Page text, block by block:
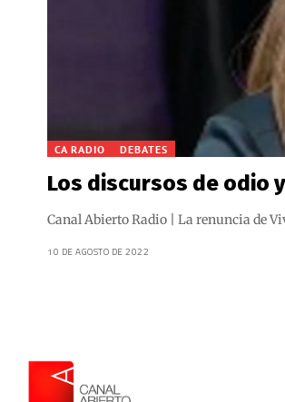
CA RADIO DEBATES
Los discursos de odio
Canal Abierto Radio | La renuncia de
10 DE AGOSTO DE 2022